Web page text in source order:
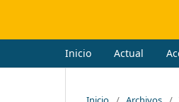
Inicio Actual